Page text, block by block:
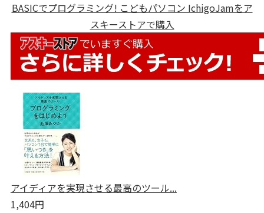
BASICでプログラミング! こどもパソコン IchigoJamをア
スキーストアで購入
アイディアを実現させる最高のツール...
1,404円